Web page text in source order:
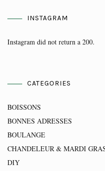
INSTAGRAM
Instagram did not return a 200.
CATEGORIES
BOISSONS
BONNES ADRESSES
BOULANGE
CHANDELEUR & MARDI
DIY